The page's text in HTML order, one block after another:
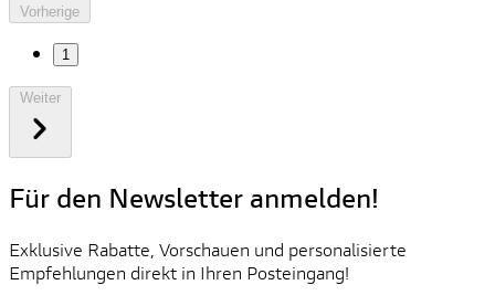
Vorherige
1
Für den Newsletter anmelden!
Exklusive Rabatte, Vorschauen und personalisierte
Empfehlungen direkt in Ihren Posteingang!